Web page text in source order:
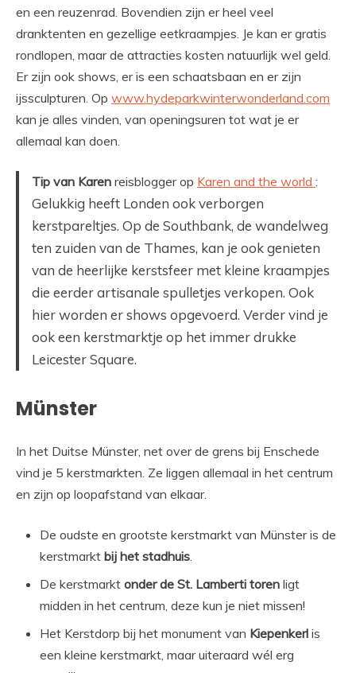
en een reuzenrad. Bovendien zijn er heel veel
dranktenten en gezellige eetkraampjes. Je kan er gratis
rondlopen, maar de attracties kosten natuurlijk wel geld.
Er zijn ook shows, er is een schaatsbaan en er zijn
ijssculpturen. Op www.hydeparkwinterwonderland.com
kan je alles vinden, van openingsuren tot wat je er
allemaal kan doen.
Tip van Karen reisblogger op Karen and the world :
Gelukkig heeft Londen ook verborgen
kerstpareltjes. Op de Southbank, de wandelweg
ten zuiden van de Thames, kan je ook genieten
van de heerlijke kerstsfeer met kleine kraampjes
die eerder artisanale spulletjes verkopen. Ook
hier worden er shows opgevoerd. Verder vind je
ook een kerstmarktje op het immer drukke
Leicester Square.
Münster
In het Duitse Münster, net over de grens bij Enschede
vind je 5 kerstmarkten. Ze liggen allemaal in het centrum
en zijn op loopafstand van elkaar.
De oudste en grootste kerstmarkt van Münster is de
kerstmarkt bij het stadhuis.
De kerstmarkt onder de St. Lamberti toren ligt
midden in het centrum, deze kun je niet missen!
Het Kerstdorp bij het monument van Kiepenkerl is
een kleine kerstmarkt, maar uiteraard wél erg